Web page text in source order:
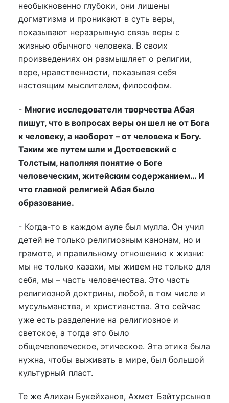
необыкновенно глубоки, они лишены
догматизма и проникают в суть веры,
показывают неразрывную связь веры с
жизнью обычного человека. В своих
произведениях он размышляет о религии,
вере, нравственности, показывая себя
настоящим мыслителем, философом.
- Многие исследователи творчества Абая
пишут, что в вопросах веры он шел не от Бога
к человеку, а наоборот – от человека к Богу.
Таким же путем шли и Достоевский с
Толстым, наполняя понятие о Боге
человеческим, житейским содержанием… И
что главной религией Абая было
образование.
- Когда-то в каждом ауле был мулла. Он учил
детей не только религиозным канонам, но и
грамоте, и правильному отношению к жизни:
мы не только казахи, мы живем не только для
себя, мы – часть человечества. Это часть
религиозной доктрины, любой, в том числе и
мусульманства, и христианства. Это сейчас
уже есть разделение на религиозное и
светское, а тогда это было
общечеловеческое, этическое. Эта этика была
нужна, чтобы выживать в мире, был большой
культурный пласт.
Те же Алихан Букейханов, Ахмет Байтурсынов